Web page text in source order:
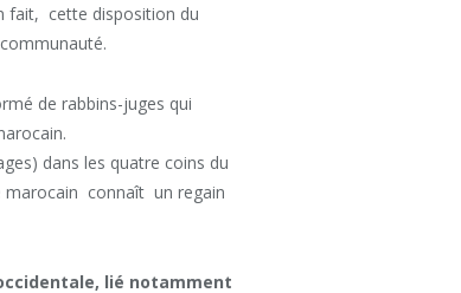
fait, cette disposition du
de rabbins-juges qui
dans les quatre coins du
marocain connaît un regain
lié notamment